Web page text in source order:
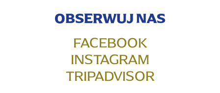
OBSERWUJ NAS
FACEBOOK
INSTAGRAM
TRIPADVISOR